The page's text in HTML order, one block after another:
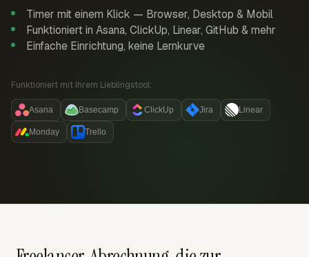
Timer mit einem Klick — Browser, Desktop & Mobil
Funktioniert in Asana, ClickUp, Linear, GitHub & mehr
Einfache Einrichtung, keine Lernkurve
Funktioniert mit Ihrem Lieblingstool:
Asana Basecamp ClickUp Jira Linear
Monday Trello